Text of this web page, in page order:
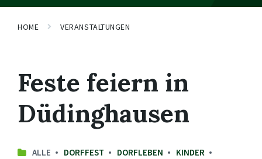
HOME VERANSTALTUNGEN
Feste feiern in
Düdinghausen
ALLE DORFFEST DORFLEBEN
KINDER